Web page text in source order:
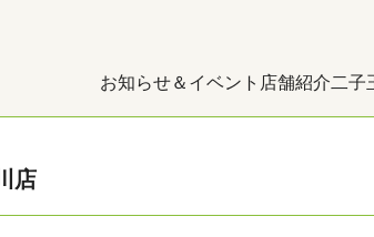
お知らせ＆イベント 店舗紹介二子
店